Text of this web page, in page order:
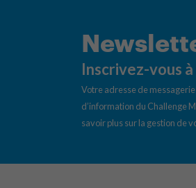
Inscrivez-vous
Votre adresse de
d’information du Challenge
savoir plus sur la gestion de